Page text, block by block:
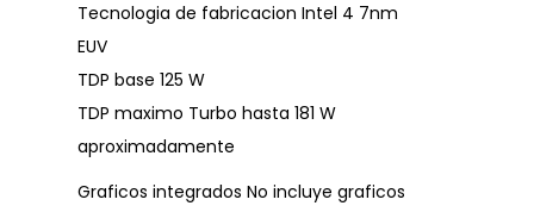
Tecnologia de fabricacion Intel 4 7nm
EUV
TDP base 125 W
TDP maximo Turbo hasta 181 W
aproximadamente
Graficos integrados No incluye graficos